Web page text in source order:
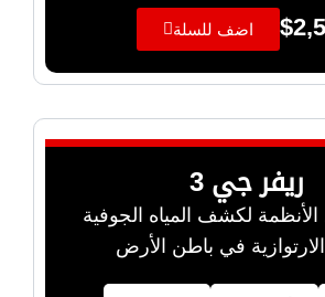
$ اضف للسلة
ريفر جي 3
الأنظمة لكشف المياه الجوفية
الارتوازية في باطن الأرض